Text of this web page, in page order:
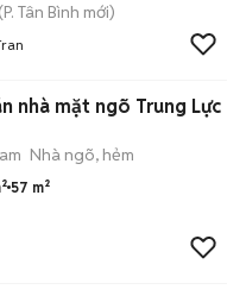
(P. Tân Bình mới)
nhà mặt ngõ Trung Lực
Nhà ngõ, hẻm
57 m²